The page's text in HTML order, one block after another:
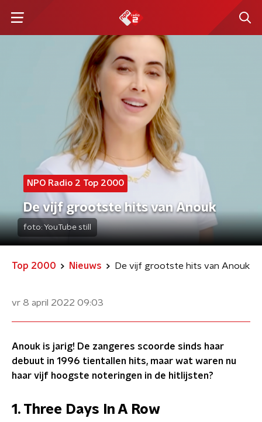
NPO Radio 2 Top 2000
De vijf grootste hits van Anouk
foto: YouTube still
Top 2000 Nieuws De vijf grootste hits van Anouk
vr 8 april 2022 09:03
Anouk is jarig! De zangeres scoorde sinds haar
debuut in 1996 tientallen hits, maar wat waren nu
haar vijf hoogste noteringen in de hitlijsten?
1. Three Days In A Row